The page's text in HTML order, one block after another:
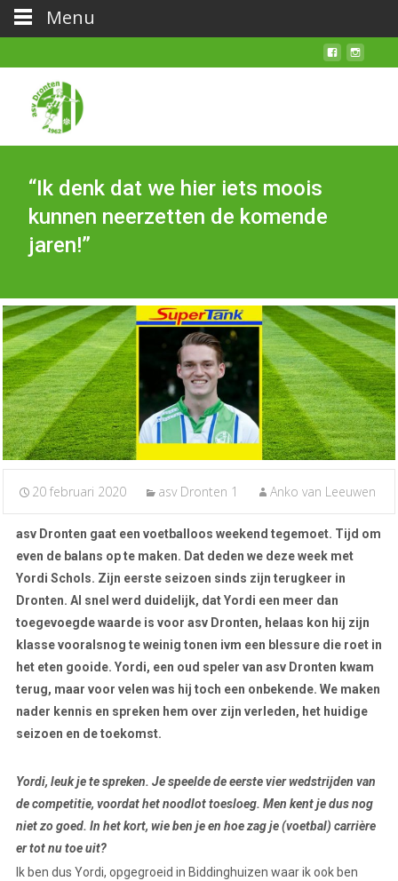
“Ik denk dat we hier iets moois
kunnen neerzetten de komende
jaren!”
20 februari 2020 asv Dronten 1 Anko van Leeuwen
asv Dronten gaat een voetballoos weekend tegemoet. Tijd om
even de balans op te maken. Dat deden we deze week met
Yordi Schols. Zijn eerste seizoen sinds zijn terugkeer in
Dronten. Al snel werd duidelijk, dat Yordi een meer dan
toegevoegde waarde is voor asv Dronten, helaas kon hij zijn
klasse vooralsnog te weinig tonen ivm een blessure die roet in
het eten gooide. Yordi, een oud speler van asv Dronten kwam
terug, maar voor velen was hij toch een onbekende. We maken
nader kennis en spreken hem over zijn verleden, het huidige
seizoen en de toekomst.
Yordi, leuk je te spreken. Je speelde de eerste vier wedstrijden van
de competitie, voordat het noodlot toesloeg. Men kent je dus nog
niet zo goed. In het kort, wie ben je en hoe zag je (voetbal) carrière
er tot nu toe uit?
Ik ben dus Yordi, opgegroeid in Biddinghuizen waar ik ook ben
Menu